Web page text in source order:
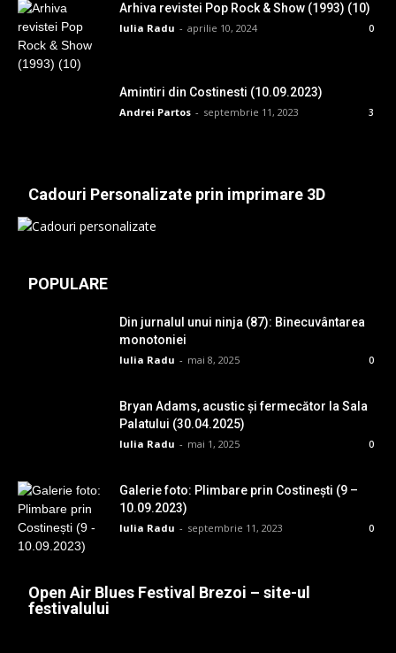
Arhiva revistei Pop Rock & Show (1993) (10)
Iulia Radu - aprilie 10, 2024 0
Amintiri din Costinesti (10.09.2023)
Andrei Partos - septembrie 11, 2023 3
Cadouri Personalizate prin imprimare 3D
POPULARE
Din jurnalul unui ninja (87): Binecuvântarea
monotoniei
Iulia Radu - mai 8, 2025 0
Bryan Adams, acustic și fermecător la Sala
Palatului (30.04.2025)
Iulia Radu - mai 1, 2025 0
Galerie foto: Plimbare prin Costinești (9 –
10.09.2023)
Iulia Radu - septembrie 11, 2023 0
Open Air Blues Festival Brezoi – site-ul
festivalului